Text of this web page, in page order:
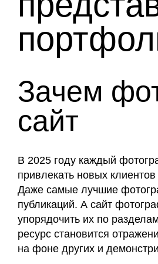
Зачем
сайт
В 2025 году каждый
привлекать новых
Даже самые лучшие
публикаций. А сайт
упорядочить их по
ресурс становится
на фоне других и